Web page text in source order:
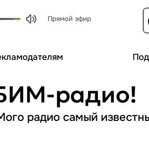
Прямой эфир
радио!
радио самый